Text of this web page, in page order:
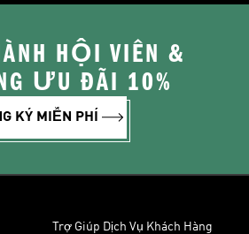
HỘI VIÊN &
ƯU ĐÃI 10%
KÝ MIỄN PHÍ
Trợ Giúp Dịch Vụ Khách Hàng